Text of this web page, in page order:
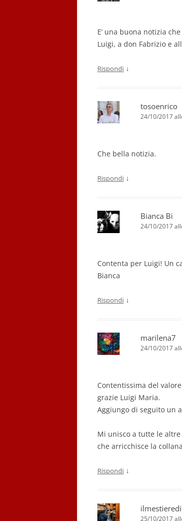
E’ una buona notizia
Luigi, a don Fabrizio e
Rispondi ↓
tosoenrico
24/10/2017
Che bella notizia.
Rispondi ↓
Bianca Bi
24/10/2017
Contenta per Luigi! Un
Bianca
Rispondi ↓
marilena7
24/10/2017
Contentissima del
grazie Luigi Maria.
Aggiungo di seguito un
Mi unisco a tutte le
che arricchisce la
Rispondi ↓
25/10/2017